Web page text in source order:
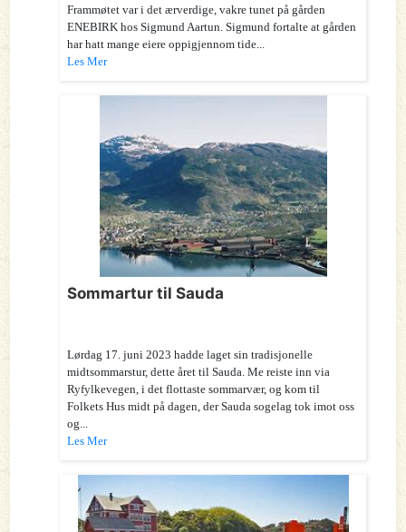
Frammøtet var i det ærverdige, vakre tunet på gården
ENEBIRK hos Sigmund Aartun. Sigmund fortalte at gården
har hatt mange eiere oppigjennom tide...
Les Mer
Sommartur til Sauda
Lørdag 17. juni 2023 hadde laget sin tradisjonelle
midtsommarstur, dette året til Sauda. Me reiste inn via
Ryfylkevegen, i det flottaste sommarvær, og kom til
Folkets Hus midt på dagen, der Sauda sogelag tok imot oss
og...
Les Mer